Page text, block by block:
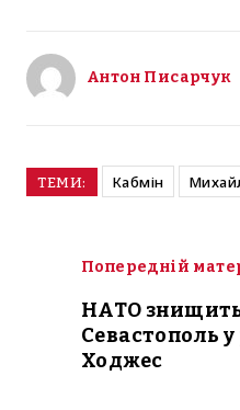
Антон Писарчук
ТЕМИ: Кабмін
Попередній
НАТО знищить
Севастополь
Ходжес